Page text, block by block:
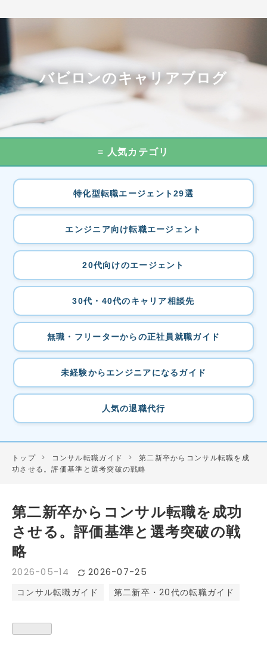
バビロンのキャリアブログ
≡ 人気カテゴリ
特化型転職エージェント29選
エンジニア向け転職エージェント
20代向けのエージェント
30代・40代のキャリア相談先
無職・フリーターからの正社員就職ガイド
未経験からエンジニアになるガイド
人気の退職代行
トップ > コンサル転職ガイド >
第二新卒からコンサル転職を成
功させる。評価基準と選考突破の戦略
2026-05-14 2026-07-25
第二新卒からコンサル転職を成功
させる。評価基準と選考突破の戦
略
コンサル転職ガイド 第二新卒・20代の転職ガイド